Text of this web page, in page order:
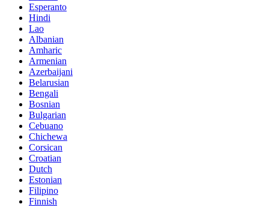
Esperanto
Hindi
Lao
Albanian
Amharic
Armenian
Azerbaijani
Belarusian
Bengali
Bosnian
Bulgarian
Cebuano
Chichewa
Corsican
Croatian
Dutch
Estonian
Filipino
Finnish